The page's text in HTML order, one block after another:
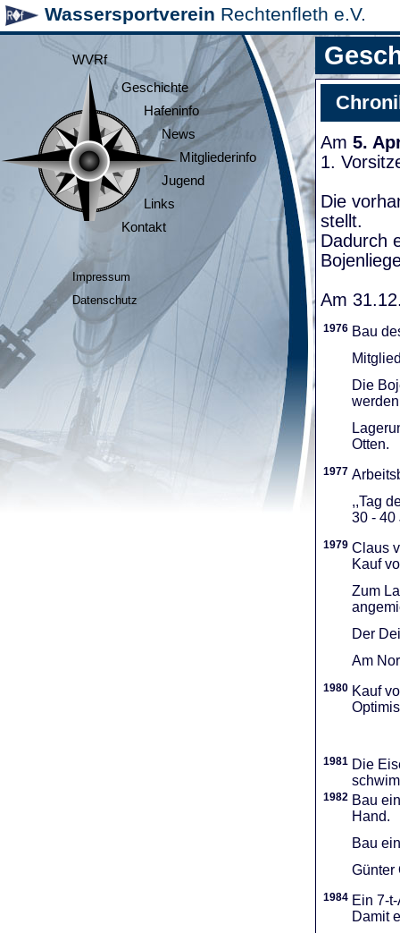
Wassersportverein Rechtenfleth e.V.
WVRf
Geschichte
Hafeninfo
News
Mitgliederinfo
Jugend
Links
Kontakt
Impressum
Datenschutz
Am 5.
1.
Die
stellt.
Dadurch
Am
1976 Bau
Die
Otten.
1977
,,Tag
30 - 40
1979 Claus
Kauf
Zum
Der
Am
1980 Kauf
1981 Die
1982 Bau
Hand.
Bau
Günter
1984 Ein 7-
Damit